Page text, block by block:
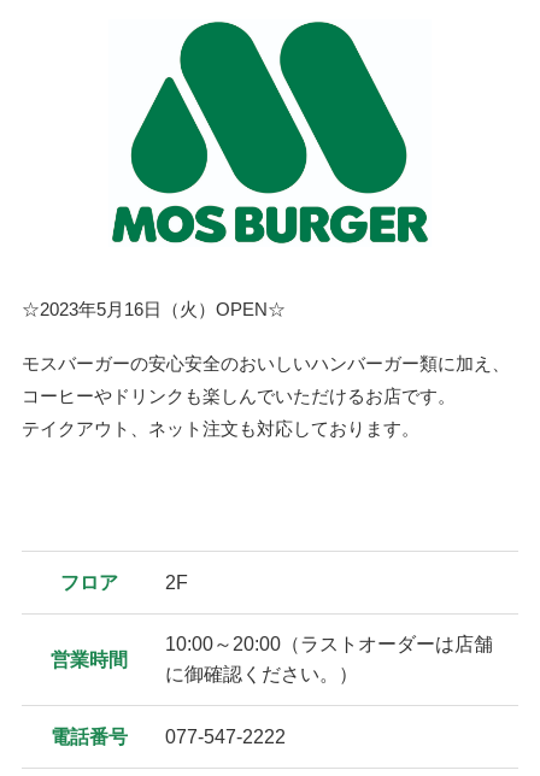
☆2023年5月16日（火）OPEN☆
モスバーガーの安心安全のおいしいハンバーガー類に加え、
コーヒーやドリンクも楽しんでいただけるお店です。
テイクアウト、ネット注文も対応しております。
フロア 2F
営業時間
10:00～20:00（ラストオーダーは店舗
に御確認ください。）
電話番号 077-547-2222